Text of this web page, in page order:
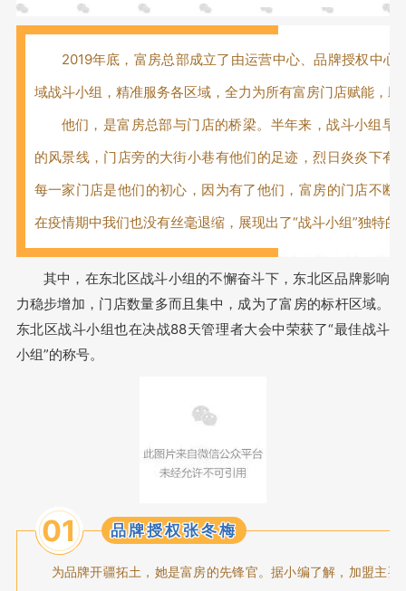
2019年底，富房总部成立了由运营中心、品牌授权中心
域战斗小组，精准服务各区域，全力为所有富房门店赋能，
他们，是富房总部与门店的桥梁。半年来，战斗小组早
的风景线，门店旁的大街小巷有他们的足迹，烈日炎炎下有
每一家门店是他们的初心，因为有了他们，富房的门店不断
在疫情期中我们也没有丝毫退缩，展现出了“战斗小组”独特的
其中，在东北区战斗小组的不懈奋斗下，东北区品牌影响
力稳步增加，门店数量多而且集中，成为了富房的标杆区域。
东北区战斗小组也在决战88天管理者大会中荣获了“最佳战斗
小组”的称号。
01 品牌授权张冬梅
为品牌开疆拓土，她是富房的先锋官。据小编了解，加盟主要